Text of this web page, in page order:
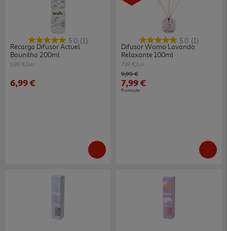
5.0 (1)
Recarga Difusor Actuel
Baunilha 200ml
6.99 €/un
6,99 €
5.0 (1)
Difusor Wamo Lavanda
Relaxante 100ml
7.99 €/un
Price reduced from
9,99 €to
7,99 €
Promoção